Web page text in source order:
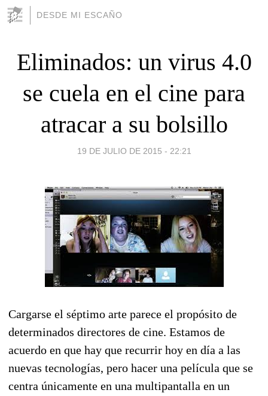
DESDE MI ESCAÑO
Eliminados: un virus 4.0
se cuela en el cine para
atracar a su bolsillo
19 DE JULIO DE 2015 - 22:21
Cargarse el séptimo arte parece el propósito de
determinados directores de cine. Estamos de
acuerdo en que hay que recurrir hoy en día a las
nuevas tecnologías, pero hacer una película que se
centra únicamente en una multipantalla en un